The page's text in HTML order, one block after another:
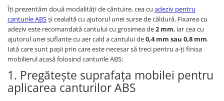
Îți prezentăm două modalități de căntuire, cea cu adeziv pentru
canturile ABSși cealaltă cu ajutorul unei surse de căldură. Fixarea cu
adeziv este recomandată cantului cu grosimea de2 mm, iar cea cu
ajutorul unei suflante cu aer cald a cantului de0,4 mm sau 0,8 mm.
Iată care sunt pașii prin care este necesar să treci pentru a-ți finisa
mobilierul acasă folosind canturile ABS:
1. Pregătește suprafața mobilei pentru
aplicarea canturilor ABS